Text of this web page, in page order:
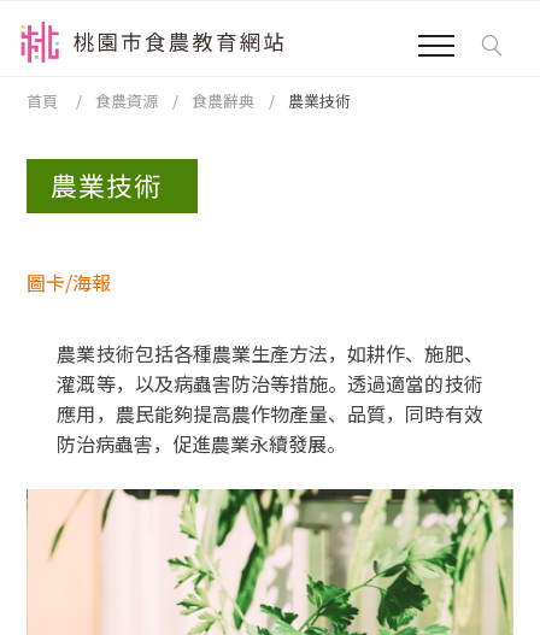
首頁 食農資源 食農辭典 農業技術
農業技術
圖卡/海報
農業技術包括各種農業生產方法，如耕作、施肥、
灌溉等，以及病蟲害防治等措施。透過適當的技術
應用，農民能夠提高農作物產量、品質，同時有效
防治病蟲害，促進農業永續發展。